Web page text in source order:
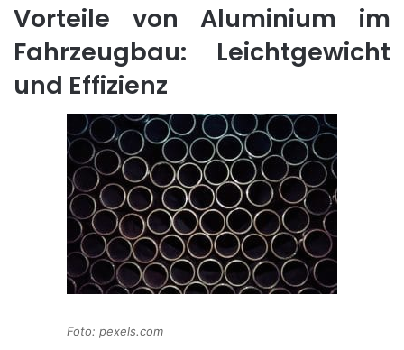
Vorteile von Aluminium im
Fahrzeugbau: Leichtgewicht
und Effizienz
Foto: pexels.com